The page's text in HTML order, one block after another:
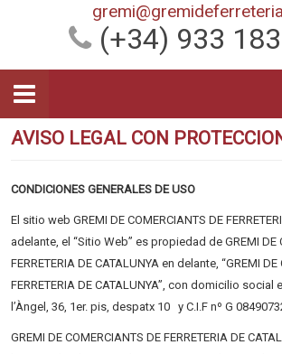
(+34) 933
AVISO LEGAL CON
CONDICIONES GENERALES DE USO
El sitio web GREMI DE COMERCIANTS DE
adelante, el “Sitio Web” es propiedad de GREMI DE
FERRETERIA DE CATALUNYA en delante, “GREMI DE
FERRETERIA DE CATALUNYA”, con domicilio social
l’Àngel, 36, 1er. pis, despatx 10 y C.I.F nº G
GREMI DE COMERCIANTS DE FERRETERIA DE